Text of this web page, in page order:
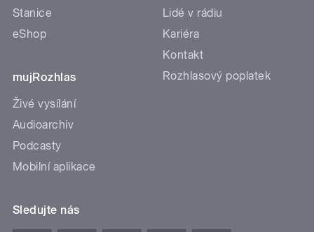
Stanice
eShop
mujRozhlas
Živé vysílání
Audioarchiv
Podcasty
Mobilní aplikace
Lidé v rádiu
Kariéra
Kontakt
Rozhlasový poplatek
Sledujte nás